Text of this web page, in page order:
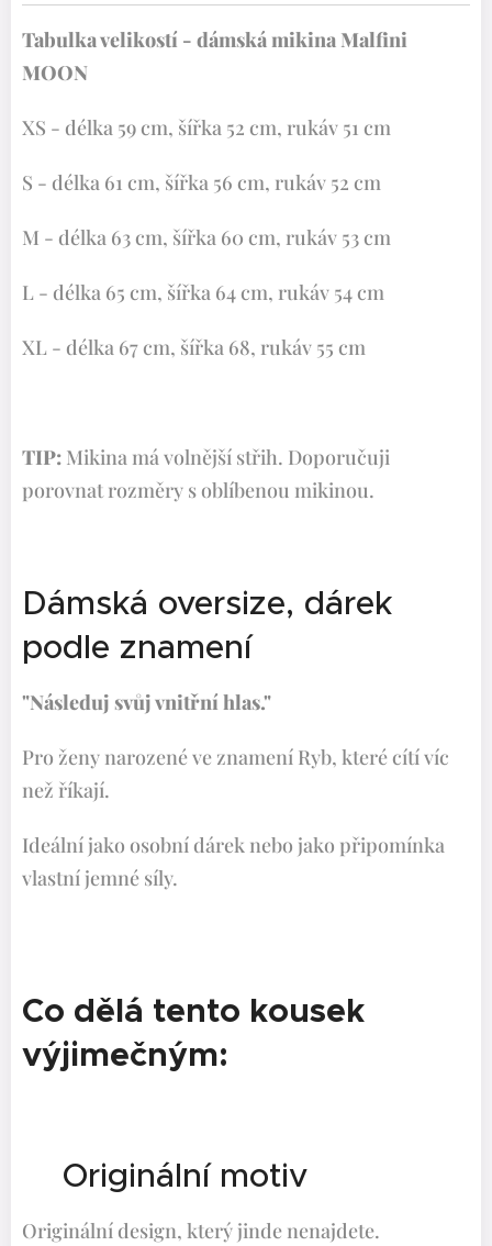
Tabulka velikostí - dámská mikina Malfini
MOON
XS - délka 59 cm, šířka 52 cm, rukáv 51 cm
S - délka 61 cm, šířka 56 cm, rukáv 52 cm
M - délka 63 cm, šířka 60 cm, rukáv 53 cm
L - délka 65 cm, šířka 64 cm, rukáv 54 cm
XL - délka 67 cm, šířka 68, rukáv 55 cm
TIP: Mikina má volnější střih. Doporučuji
porovnat rozměry s oblíbenou mikinou.
Dámská oversize, dárek
podle znamení
"Následuj svůj vnitřní hlas."
Pro ženy narozené ve znamení Ryb, které cítí víc
než říkají.
Ideální jako osobní dárek nebo jako připomínka
vlastní jemné síly.
Co dělá tento kousek
výjimečným:
✨Originální motiv
Originální design, který jinde nenajdete.